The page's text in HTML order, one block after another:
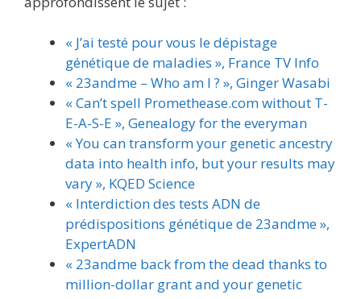
« J’ai testé pour vous le dépistage
génétique de maladies », France TV Info
« 23andme – Who am I ? », Ginger Wasabi
« Can’t spell Promethease.com without T-
E-A-S-E », Genealogy for the everyman
« You can transform your genetic ancestry
data into health info, but your results may
vary », KQED Science
« Interdiction des tests ADN de
prédispositions génétique de 23andme »,
ExpertADN
« 23andme back from the dead thanks to
million-dollar grant and your genetic